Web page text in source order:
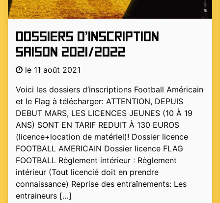
Dossiers d’inscription
saison 2021/2022
le 11 août 2021
Voici les dossiers d’inscriptions Football Américain
et le Flag à télécharger: ATTENTION, DEPUIS
DEBUT MARS, LES LICENCES JEUNES (10 À 19
ANS) SONT EN TARIF REDUIT À 130 EUROS
(licence+location de matériel)! Dossier licence
FOOTBALL AMERICAIN Dossier licence FLAG
FOOTBALL Règlement intérieur : Règlement
intérieur (Tout licencié doit en prendre
connaissance) Reprise des entraînements: Les
entraineurs […]